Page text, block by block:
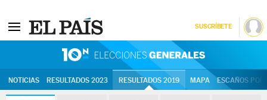
SUSCRÍBETE
NOTICIAS RESULTADOS 2023 RESULTADOS 2019 MAPA ESCAÑOS